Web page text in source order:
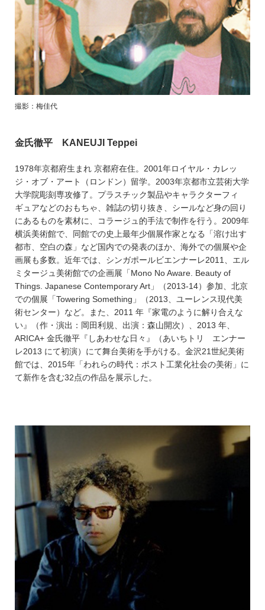
撮影：梅佳代
金氏徹平 KANEUJI Teppei
1978年京都府生まれ 京都府在住。2001年ロイヤル・カレッ
ジ・オブ・アート（ロンドン）留学。2003年京都市立芸術大学
大学院彫刻専攻修了。プラスチック製品やキャラクターフィ
ギュアなどのおもちゃ、雑誌の切り抜き、シールなど身の回り
にあるものを素材に、コラージュ的手法で制作を行う。2009年
横浜美術館で、同館での史上最年少個展作家となる「溶け出す
都市、空白の森」など国内での発表のほか、海外での個展や企
画展も多数。近年では、シンガポールビエンナーレ2011、エル
ミタージュ美術館での企画展「Mono No Aware. Beauty of
Things. Japanese Contemporary Art」（2013-14）参加、北京
での個展「Towering Something」（2013、ユーレンス現代美
術センター）など。また、2011 年『家電のように解り合えな
い』（作・演出：岡田利規、出演：森山開次）、2013 年、
ARICA+ 金氏徹平『しあわせな日々』（あいちトリ エンナー
レ2013 にて初演）にて舞台美術を手がける。金沢21世紀美術
館では、2015年「われらの時代：ポスト工業化社会の美術」に
て新作を含む32点の作品を展示した。